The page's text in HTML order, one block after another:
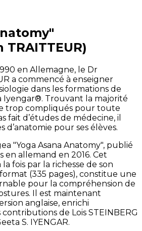
en Allemagne, le Dr
a commencé à enseigner
dans les formations de
Iyengar®. Trouvant la majorité
trop compliqués pour toute
fait d’études de médecine, il
d’anatomie pour ses élèves.
"Yoga Asana Anatomy", publié
en allemand en 2016. Cet
fois par la richesse de son
(335 pages), constitue une
pour la compréhension de
Il est maintenant
anglaise, enrichi
de Lois STEINBERG
S. IYENGAR.